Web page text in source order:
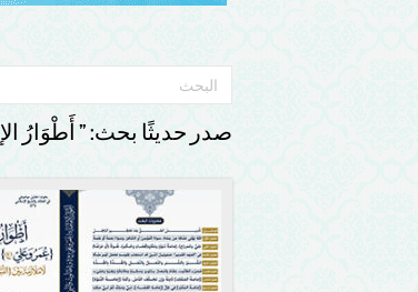
صدر حديثًا بحث: ” أَطْوَارُ